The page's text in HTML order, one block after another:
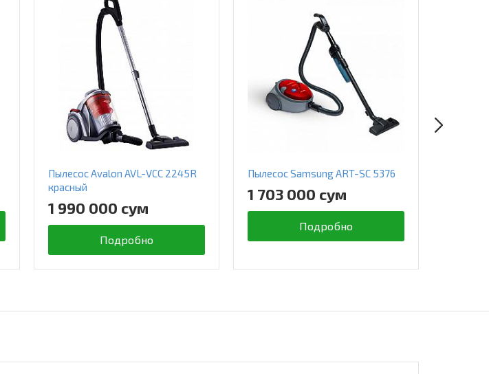
Пылесос Avalon AVL-VCC 2245R
красный
1 990 000 сум
Подробно
Пылесос Samsung ART-SC 5376
1 703 000 сум
Подробно